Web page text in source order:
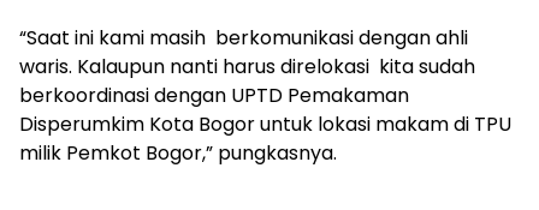
“Saat ini kami masih berkomunikasi dengan ahli
waris. Kalaupun nanti harus direlokasi kita sudah
berkoordinasi dengan UPTD Pemakaman
Disperumkim Kota Bogor untuk lokasi makam di TPU
milik Pemkot Bogor,” pungkasnya.